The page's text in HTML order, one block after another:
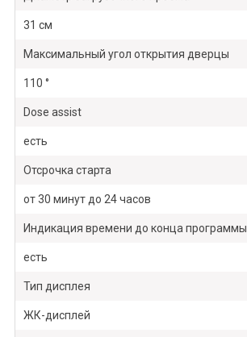
31 см
Максимальный угол открытия дверцы
110 °
Dose assist
есть
Отсрочка старта
от 30 минут до 24 часов
Индикация времени до конца программы
есть
Тип дисплея
ЖК-дисплей